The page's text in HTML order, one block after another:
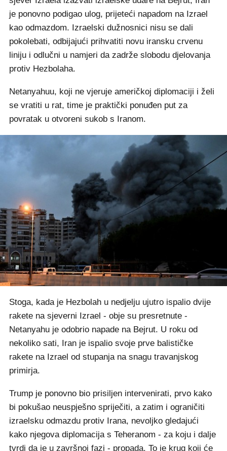
je ponovno podigao ulog, prijeteći napadom na Izrael
kao odmazdom. Izraelski dužnosnici nisu se dali
pokolebati, odbijajući prihvatiti novu iransku crvenu
liniju i odlučni u namjeri da zadrže slobodu djelovanja
protiv Hezbolaha.
Netanyahuu, koji ne vjeruje američkoj diplomaciji i želi
se vratiti u rat, time je praktički ponuđen put za
povratak u otvoreni sukob s Iranom.
Stoga, kada je Hezbolah u nedjelju ujutro ispalio dvije
rakete na sjeverni Izrael - obje su presretnute -
Netanyahu je odobrio napade na Bejrut. U roku od
nekoliko sati, Iran je ispalio svoje prve balističke
rakete na Izrael od stupanja na snagu travanjskog
primirja.
Trump je ponovno bio prisiljen intervenirati, prvo kako
bi pokušao neuspješno spriječiti, a zatim i ograničiti
izraelsku odmazdu protiv Irana, nevoljko gledajući
kako njegova diplomacija s Teheranom - za koju i dalje
tvrdi da je u završnoj fazi - propada. To je krug koji će